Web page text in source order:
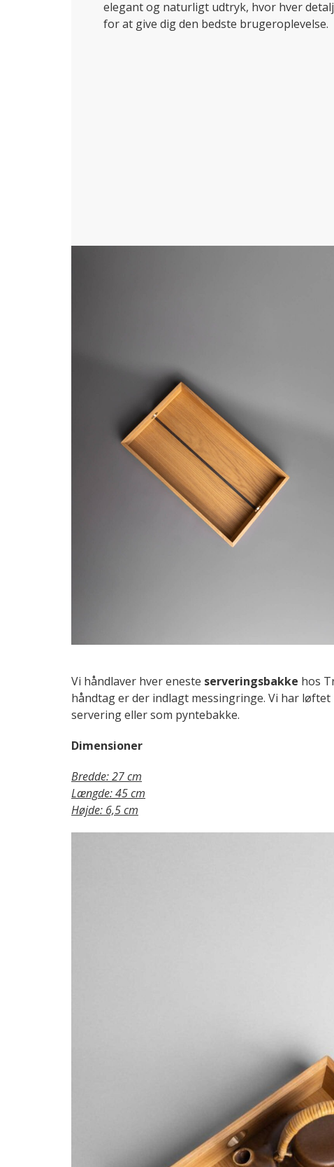
elegant og naturligt udtryk, hvor hver
for at give dig den bedste brugeroplevelse.
Vi håndlaver hver eneste serveringsbakke hos
håndtag er der indlagt messingringe. Vi har
servering eller som pyntebakke.
Dimensioner
Bredde: 27 cm
Længde: 45 cm
Højde: 6,5 cm